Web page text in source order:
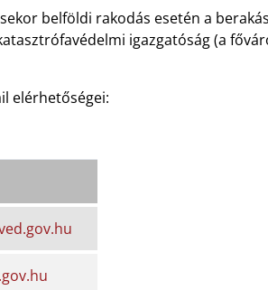
belföldi rakodás esetén a
igazgatóság (a
elérhetőségei: